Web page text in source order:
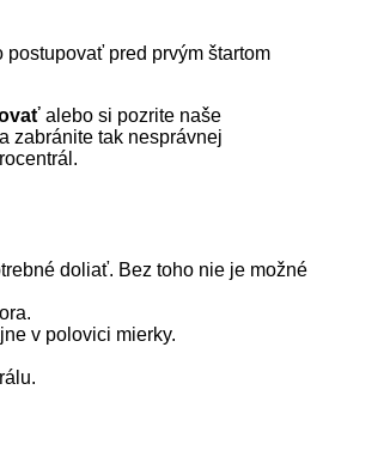
pred prvým štartom
alebo si pozrite naše
a zabránite tak nesprávnej
doliať. Bez toho nie je možné
v polovici mierky.